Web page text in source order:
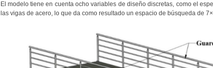
El modelo tiene en cuenta ocho variables de diseño discretas, como el
las vigas de acero, lo que da como resultado un espacio de búsqueda de